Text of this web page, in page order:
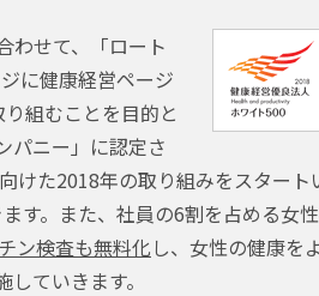
わせて、「ロート
に健康経営ページ
組むことを目的と
パニー」に認定さ
けた2018年の取り組みをスタート
す。また、社員の6割を占める女
ン検査も無料化 し、女性の健康を
ていきます。